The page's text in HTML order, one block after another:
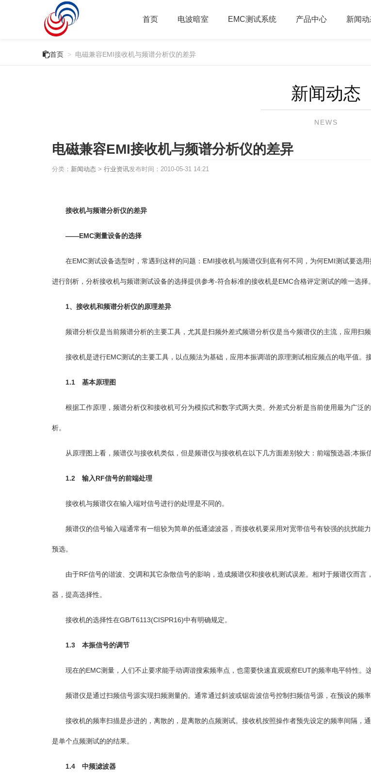
首页 电波暗室 EMC测试系统 产品中心 新闻动
首页 > 电磁兼容EMI接收机与频谱分析仪的差异
新闻动态
NEWS
电磁兼容EMI接收机与频谱分析仪的差异
分类： 新闻动态 > 行业资讯发布时间： 2010-05-31 14:21
接收机与频谱分析仪的差异
——EMC测量设备的选择
在EMC测试设备选型时，常遇到这样的问题：EMI接收机与频谱仪到底有何不同，为何EMI测试要选
进行剖析，分析接收机与频谱测试设备的选择提供参考-符合标准的接收机是EMC合格评定测试的唯一选择。
1、接收机和频谱分析仪的原理差异
频谱分析仪是当前频谱分析的主要工具，尤其是扫频外差式频谱分析仪是当今频谱仪的主流，应用扫频
接收机是进行EMC测试的主要工具，以点频法为基础，应用本振调谐的原理测试相应频点的电平值。
1.1 基本原理图
根据工作原理，频谱分析仪和接收机可分为模拟式和数字式两大类。外差式分析是当前使用最为广泛
析。
从原理图上看，频谱仪与接收机类似，但是频谱仪与接收机在以下几方面差别较大：前端预选器;本振
1.2 输入RF信号的前端处理
接收机与频谱仪在输入端对信号进行的处理是不同的。
频谱仪的信号输入端通常有一组较为简单的低通滤波器，而接收机要采用对宽带信号有较强的抗扰能
预选。
由于RF信号的谐波、交调和其它杂散信号的影响，造成频谱仪和接收机测试误差。相对于频谱仪而言
器，提高选择性。
接收机的选择性在GB/T6113(CISPR16)中有明确规定。
1.3 本振信号的调节
现在的EMC测量，人们不止要求能手动调谐搜索频率点，也需要快速直观观察EUT的频率电平特性。
频谱仪是通过扫频信号源实现扫频测量的。通常通过斜波或锯齿波信号控制扫频信号源，在预设的频率
接收机的频率扫描是步进的，离散的，是离散的点频测试。接收机按照操作者预先设定的频率间隔，
是单个点频测试的的结果。
1.4 中频滤波器